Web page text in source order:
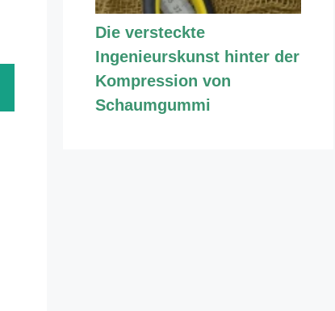
Die versteckte
Ingenieurskunst hinter der
Kompression von
Schaumgummi